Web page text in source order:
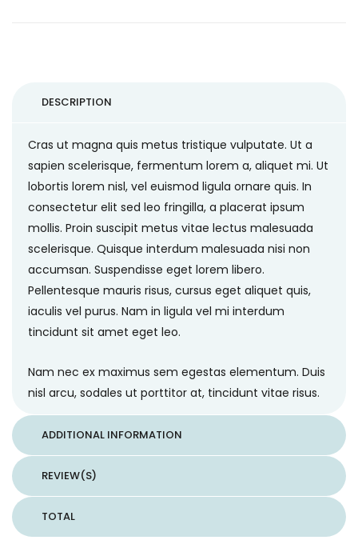
DESCRIPTION
Cras ut magna quis metus tristique vulputate. Ut a
sapien scelerisque, fermentum lorem a, aliquet mi. Ut
lobortis lorem nisl, vel euismod ligula ornare quis. In
consectetur elit sed leo fringilla, a placerat ipsum
mollis. Proin suscipit metus vitae lectus malesuada
scelerisque. Quisque interdum malesuada nisi non
accumsan. Suspendisse eget lorem libero.
Pellentesque mauris risus, cursus eget aliquet quis,
iaculis vel purus. Nam in ligula vel mi interdum
tincidunt sit amet eget leo.
Nam nec ex maximus sem egestas elementum. Duis
nisl arcu, sodales ut porttitor at, tincidunt vitae risus.
ADDITIONAL INFORMATION
REVIEW(S)
TOTAL